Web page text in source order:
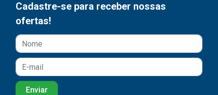
Cadastre-se para receber nossas
ofertas!